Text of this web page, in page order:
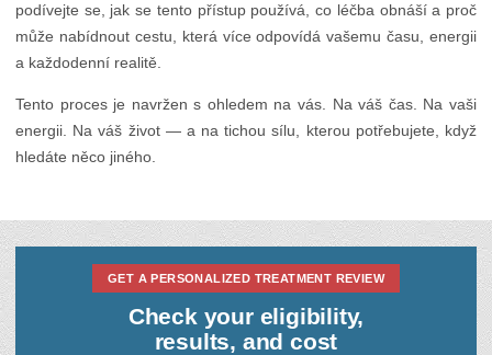
podívejte se, jak se tento přístup používá, co léčba obnáší a proč
může nabídnout cestu, která více odpovídá vašemu času, energii
a každodenní realitě.
Tento proces je navržen s ohledem na vás. Na váš čas. Na vaši
energii. Na váš život — a na tichou sílu, kterou potřebujete, když
hledáte něco jiného.
GET A PERSONALIZED TREATMENT REVIEW
Check your eligibility,
results, and cost